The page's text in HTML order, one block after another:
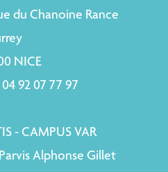
du Chanoine Rance
NICE
04 92 07 77 97
- CAMPUS VAR
Alphonse Gillet